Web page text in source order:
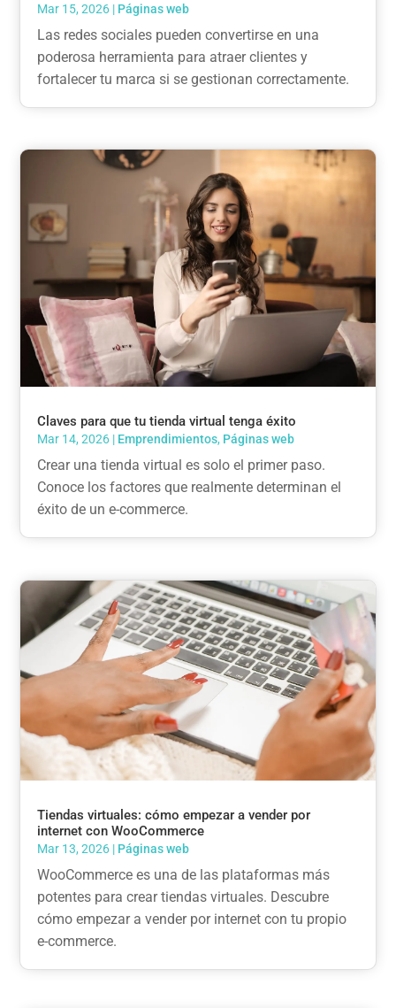
Mar 15, 2026 | Páginas web
Las redes sociales pueden convertirse en una
poderosa herramienta para atraer clientes y
fortalecer tu marca si se gestionan correctamente.
Claves para que tu tienda virtual tenga éxito
Mar 14, 2026 | Emprendimientos, Páginas web
Crear una tienda virtual es solo el primer paso.
Conoce los factores que realmente determinan el
éxito de un e-commerce.
Tiendas virtuales: cómo empezar a vender por
internet con WooCommerce
Mar 13, 2026 | Páginas web
WooCommerce es una de las plataformas más
potentes para crear tiendas virtuales. Descubre
cómo empezar a vender por internet con tu propio
e-commerce.